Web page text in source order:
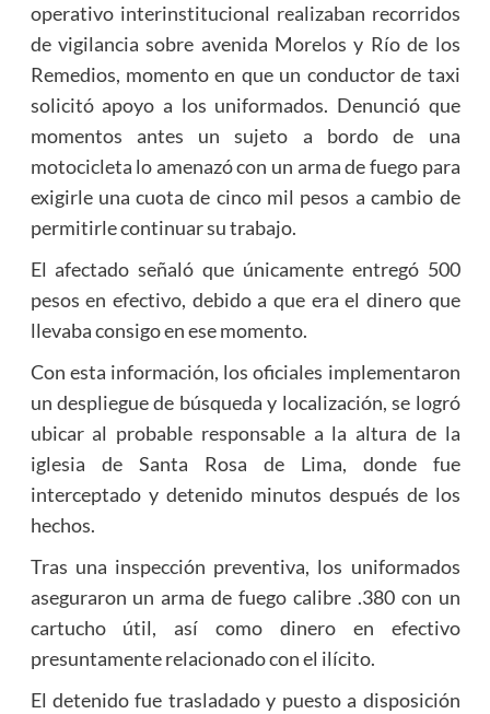
operativo interinstitucional realizaban recorridos
de vigilancia sobre avenida Morelos y Río de los
Remedios, momento en que un conductor de taxi
solicitó apoyo a los uniformados. Denunció que
momentos antes un sujeto a bordo de una
motocicleta lo amenazó con un arma de fuego para
exigirle una cuota de cinco mil pesos a cambio de
permitirle continuar su trabajo.
El afectado señaló que únicamente entregó 500
pesos en efectivo, debido a que era el dinero que
llevaba consigo en ese momento.
Con esta información, los oficiales implementaron
un despliegue de búsqueda y localización, se logró
ubicar al probable responsable a la altura de la
iglesia de Santa Rosa de Lima, donde fue
interceptado y detenido minutos después de los
hechos.
Tras una inspección preventiva, los uniformados
aseguraron un arma de fuego calibre .380 con un
cartucho útil, así como dinero en efectivo
presuntamente relacionado con el ilícito.
El detenido fue trasladado y puesto a disposición